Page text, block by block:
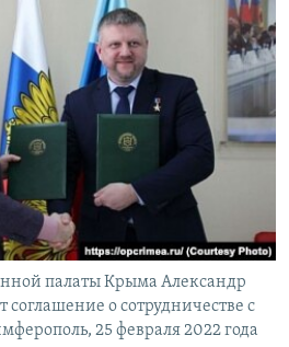
палаты Крыма Александр
о сотрудничестве с
25 февраля 2022 года